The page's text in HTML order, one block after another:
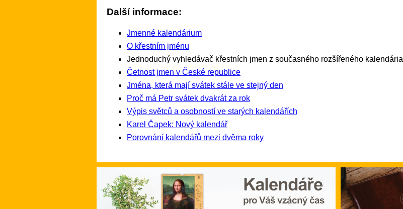
Další informace:
Jmenné kalendárium
O křestním jménu
Jednoduchý vyhledávač křestních jmen z současného rozšířeného kalendária
Četnost jmen v České republice
Jména, která mají svátek stále ve stejný den
Proč má Petr svátek dvakrát za rok
Výpis světců a osobností ve starých kalendářích
Karel Čapek: Nový kalendář
Porovnání kalendářů mezi dvěma roky